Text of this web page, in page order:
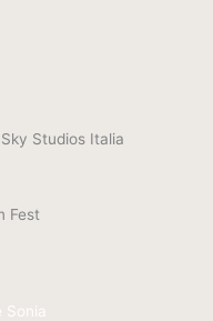
Studios Italia
Fest
Sonia